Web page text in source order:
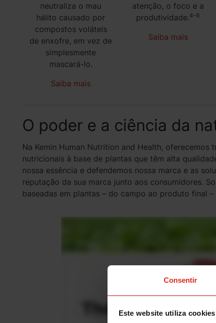
Consentir
Este website utiliza cookies
neutraliza o mau
hálito causado por
compostos voláteis
de enxofre, em vez de
simplesmente
mascará-lo.
Saiba mais
atenção, o foco e a
produtividade.4-6
Saiba mais
O poder e a ciência da
Na Kemin Human Nutrition and Health,
nutricionais à base de plantas que têm alta
nossa essência e defendemos nossa marca e as
reputação da sua marca junto aos consumidores.
baseadas em plantas – do campo ao produto final –